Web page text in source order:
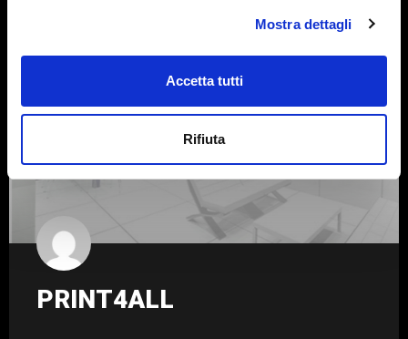
Mostra dettagli
Accetta tutti
Rifiuta
AUSSTELLUNGEN UND VERANSTALTUNGEN
PRINT4ALL